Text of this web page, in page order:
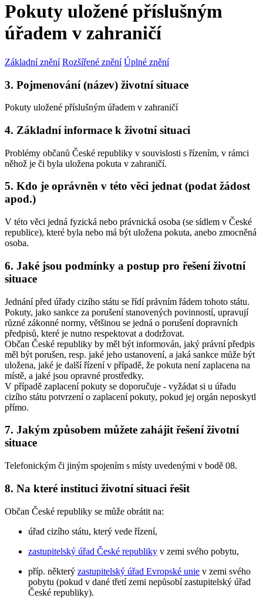
Pokuty uložené příslušným
úřadem v zahraničí
Základní znění Rozšířené znění Úplné znění
3. Pojmenování (název) životní situace
Pokuty uložené příslušným úřadem v zahraničí
4. Základní informace k životní situaci
Problémy občanů České republiky v souvislosti s řízením, v rámci
něhož je či byla uložena pokuta v zahraničí.
5. Kdo je oprávněn v této věci jednat (podat žádost
apod.)
V této věci jedná fyzická nebo právnická osoba (se sídlem v České
republice), které byla nebo má být uložena pokuta, anebo zmocněná
osoba.
6. Jaké jsou podmínky a postup pro řešení životní
situace
Jednání před úřady cizího státu se řídí právním řádem tohoto státu.
Pokuty, jako sankce za porušení stanovených povinností, upravují
různé zákonné normy, většinou se jedná o porušení dopravních
předpisů, které je nutno respektovat a dodržovat.
Občan České republiky by měl být informován, jaký právní předpis
měl být porušen, resp. jaké jeho ustanovení, a jaká sankce může být
uložena, jaké je další řízení v případě, že pokuta není zaplacena na
místě, a jaké jsou opravné prostředky.
V případě zaplacení pokuty se doporučuje - vyžádat si u úřadu
cizího státu potvrzení o zaplacení pokuty, pokud jej orgán neposkytl
přímo.
7. Jakým způsobem můžete zahájit řešení životní
situace
Telefonickým či jiným spojením s místy uvedenými v bodě 08.
8. Na které instituci životní situaci řešit
Občan České republiky se může obrátit na:
úřad cizího státu, který vede řízení,
zastupitelský úřad České republiky v zemi svého pobytu,
příp. některý zastupitelský úřad Evropské unie v zemi svého
pobytu (pokud v dané třetí zemi nepůsobí zastupitelský úřad
České republiky).